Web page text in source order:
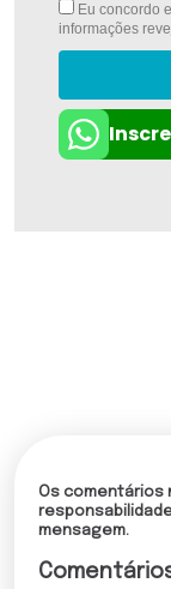
Eu concordo
informações
Os comentários
mensagem.